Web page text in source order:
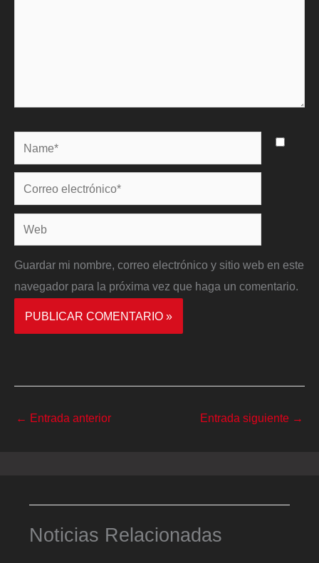
Name*
Correo
electrónico*
Web
Guardar mi nombre, correo electrónico y sitio web en este
navegador para la próxima vez que haga un comentario.
← Entrada anterior Entrada siguiente →
Noticias Relacionadas